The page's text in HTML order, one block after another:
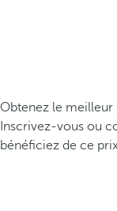
Obtenez le
Inscrivez-vous ou
bénéficiez de ce